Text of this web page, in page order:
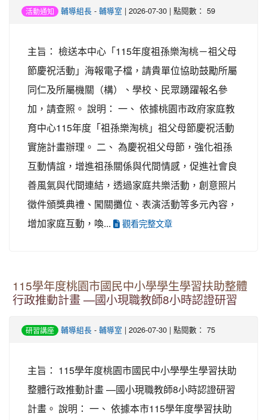
活動通知 輔導組長 - 輔導室 | 2026-07-30 | 點閱數： 59
主旨： 檢送本中心「115年度祖孫樂淘桃－祖父母
節慶祝活動」海報電子檔，請貴單位協助鼓勵所屬
同仁及所屬機關（構）、學校、民眾踴躍報名參
加，請查照。 說明： 一、 依據桃園市政府家庭教
育中心115年度「祖孫樂淘桃」祖父母節慶祝活動
實施計畫辦理。 二、 為慶祝祖父母節，強化祖孫
互動情誼，增進祖孫關係與代間情感，促進社會良
善風氣與代間連結，透過家庭共樂活動，創意照片
徵件頒獎典禮、闖關攤位、表演活動等多元內容，
增加家庭互動，喚...
觀看完整文章
115學年度桃園市國民中小學學生學習扶助整體
行政推動計畫 —國小現職教師8小時認證研習
研習講座 輔導組長 - 輔導室 | 2026-07-30 | 點閱數： 75
主旨： 115學年度桃園市國民中小學學生學習扶助
整體行政推動計畫 —國小現職教師8小時認證研習
計畫。 說明： 一、 依據本市115學年度學習扶助